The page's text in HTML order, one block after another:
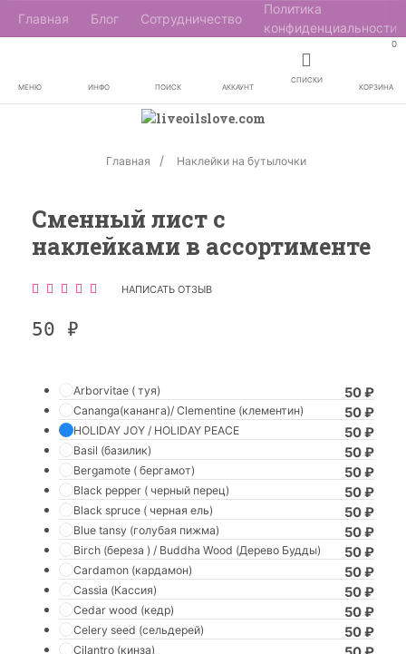
Главная Блог Сотрудничество
Политика
конфиденциальности
МЕНЮ ИНФО ПОИСК АККАУНТ
СПИСКИ
0
КОРЗИНА
Главная Наклейки на бутылочки
Сменный лист с
наклейками в ассортименте
НАПИСАТЬ ОТЗЫВ
50 ₽
50₽
Arborvitae ( туя)
50₽
Cananga(кананга)/ Clementine (клементин)
50₽
HOLIDAY JOY / HOLIDAY PEACE
50₽
Basil (базилик)
50₽
Bergamote ( бергамот)
50₽
Black pepper ( черный перец)
50₽
Black spruce ( черная ель)
50₽
Blue tansy (голубая пижма)
50₽
Birch (береза ) / Buddha Wood (Дерево Будды)
50₽
Cardamon (кардамон)
50₽
Cassia (Кассия)
50₽
Cedar wood (кедр)
50₽
Celery seed (сельдерей)
Cilantro (кинза)